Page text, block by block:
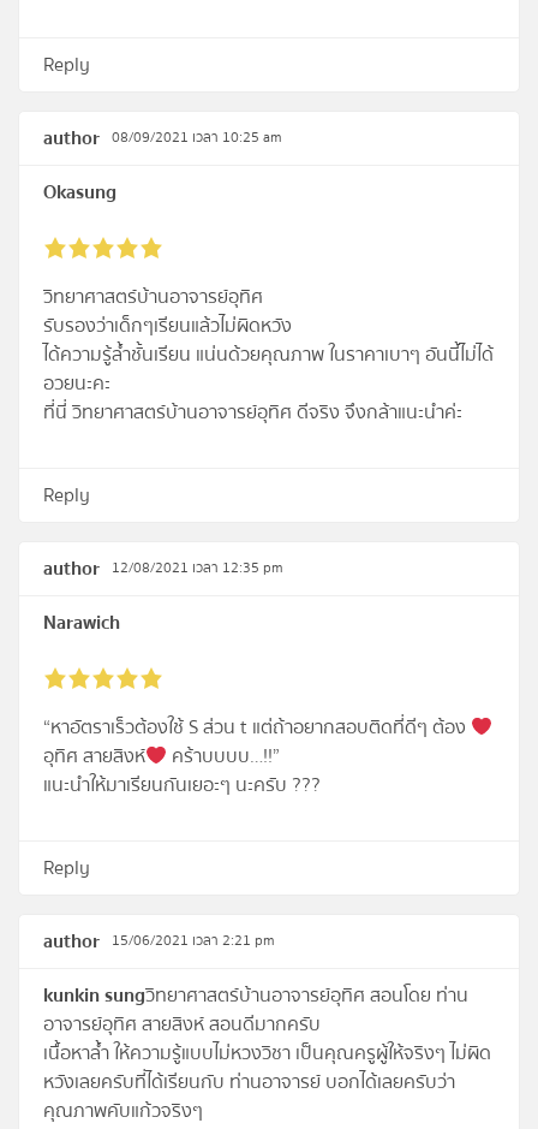
Reply
author 08/09/2021 เวลา 10:25 am
Okasung
วิทยาศาสตร์บ้านอาจารย์อุทิศ
รับรองว่าเด็กๆเรียนแล้วไม่ผิดหวัง
ได้ความรู้ล้ำชั้นเรียน แน่นด้วยคุณภาพ ในราคาเบาๆ อันนี้ไม่ได้
อวยนะคะ
ที่นี่ วิทยาศาสตร์บ้านอาจารย์อุทิศ ดีจริง จึงกล้าแนะนำค่ะ
Reply
author 12/08/2021 เวลา 12:35 pm
Narawich
“หาอัตราเร็วต้องใช้ S ส่วน t แต่ถ้าอยากสอบติดที่ดีๆ ต้อง
อุทิศ สายสิงห์
คร้าบบบบ…!!”
แนะนำให้มาเรียนกันเยอะๆ นะครับ ???
Reply
author 15/06/2021 เวลา 2:21 pm
kunkin sungวิทยาศาสตร์บ้านอาจารย์อุทิศ สอนโดย ท่าน
อาจารย์อุทิศ สายสิงห์ สอนดีมากครับ
เนื้อหาล้ำ ให้ความรู้แบบไม่หวงวิชา เป็นคุณครูผู้ให้จริงๆ ไม่ผิด
หวังเลยครับที่ได้เรียนกับ ท่านอาจารย์ บอกได้เลยครับว่า
คุณภาพคับแก้วจริงๆ